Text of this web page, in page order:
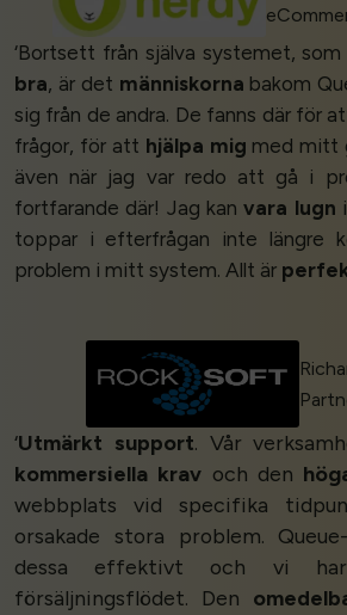
‘Bortsett från själva systemet, som
bra, är det människorna bakom
sig från de andra. De fanns där för
frågor, för att hjälpa mig med mitt
även när jag var redo att gå i
fortfarande där! Jag kanvara lugn
toppar i efterfrågan inte längre
problem i mitt system. Allt är
‘Utmärkt support. Vår
kommersiella krav och den
webbplats vid specifika
orsakade stora problem.
dessa effektivt och vi
försäljningsflödet. Den